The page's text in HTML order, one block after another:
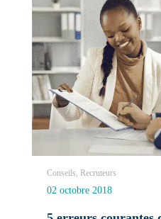
Conseils, Recruteurs
02 octobre 2018